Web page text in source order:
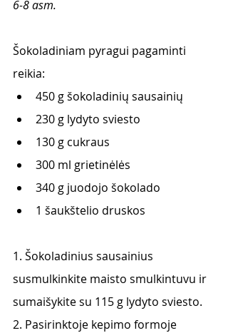
6-8 asm.
Šokoladiniam pyragui pagaminti
reikia:
450 g šokoladinių sausainių
230 g lydyto sviesto
130 g cukraus
300 ml grietinėlės
340 g juodojo šokolado
1 šaukštelio druskos
1. Šokoladinius sausainius
susmulkinkite maisto smulkintuvu ir
sumaišykite su 115 g lydyto sviesto.
2. Pasirinktoje kepimo formoje